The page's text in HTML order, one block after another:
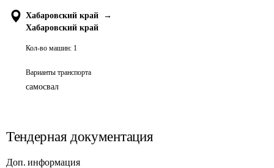
Хабаровский край
→
Хабаровский край
Кол-во машин: 1
Варианты транспорта
самосвал
Тендерная документация
Доп. информация